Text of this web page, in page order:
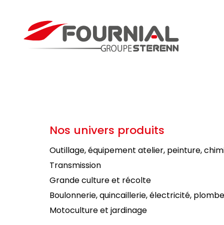
Nos univers produits
Outillage, équipement atelier, peinture,
Transmission
Grande culture et récolte
Boulonnerie, quincaillerie, électricité,
Motoculture et jardinage